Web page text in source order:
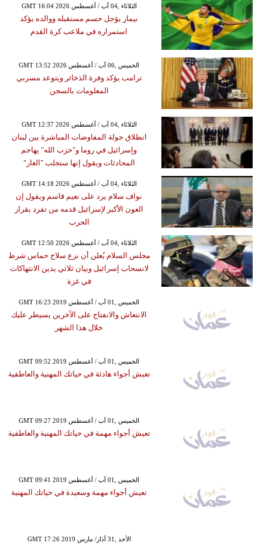
GMT 16:04 2026 الثلاثاء ,04 آب / أغسطس
نيمار يؤجل حسم مستقبله ووالده يؤكد
استمراره في ملاعب كرة القدم
GMT 13:52 2026 الخميس ,06 آب / أغسطس
ترامب يؤكد وفرة الذخائر ويتوعد مسربي
المعلومات بالسجن
GMT 12:37 2026 الثلاثاء ,04 آب / أغسطس
انطلاق جولة المفاوضات المباشرة بين لبنان
وإسرائيل في روما و"حزب الله" يهاجم
المحادثات ويقول إنها ستجلب "العار"
GMT 14:18 2026 الثلاثاء ,04 آب / أغسطس
نواف سلام يرد على نعيم قاسم ويقول إن
العون الأكبر لإسرائيل قدمه من تفرد بقرار
الحرب
GMT 12:50 2026 الثلاثاء ,04 آب / أغسطس
مجلس السلام يُعلن أن نزع سلاح حماس شرط
لانسحاب إسرائيل وبيان ثلاثي يدين الانتهاكات
في غزة
GMT 16:23 2019 الخميس ,01 آب / أغسطس
الانتعاش والانفتاح على الآخرين يسيطر عليك
خلال هذا الشهر
GMT 09:52 2019 الخميس ,01 آب / أغسطس
تعيش أجواء هادئة في حياتك المهنية والعاطفية
GMT 09:27 2019 الخميس ,01 آب / أغسطس
تعيش أجواء مهمة في حياتك المهنية والعاطفية
GMT 09:41 2019 الخميس ,01 آب / أغسطس
تعيش أجواء مهمة وسعيدة في حياتك المهنية
GMT 17:26 2019 الأحد ,31 آذار/ مارس